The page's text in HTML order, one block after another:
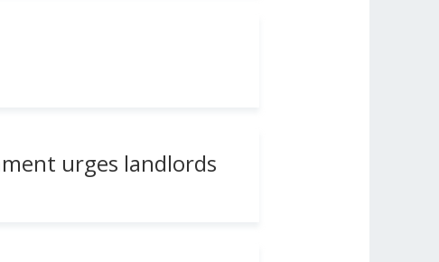
urges landlords